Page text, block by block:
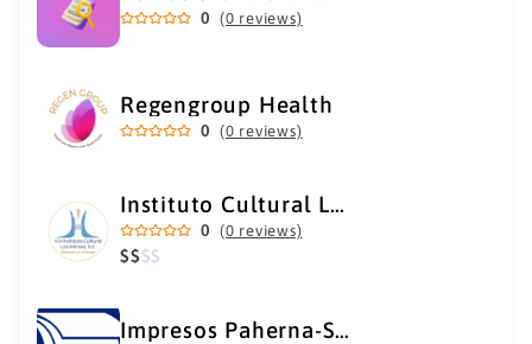
0 (0 reviews)
Regengroup Health
0 (0 reviews)
Instituto Cultural Los Héroes
0 (0 reviews)
$$$$
Impresos Paherna-Servicios Gráficos Industriales